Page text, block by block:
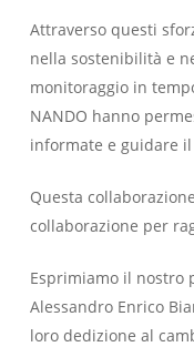
Attraverso questi
nella sostenibilità e
monitoraggio in
NANDO hanno
informate e guidare il
Questa
collaborazione per
Esprimiamo il nostro
Alessandro Enrico
loro dedizione al